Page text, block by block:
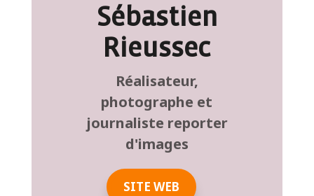
Sébastien
Rieussec
Réalisateur,
photographe et
journaliste reporter
d'images
SITE WEB